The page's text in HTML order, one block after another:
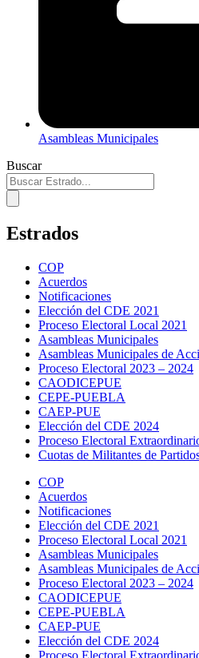
Asambleas Municipales
Buscar
Estrados
COP
Acuerdos
Notificaciones
Elección del CDE 2021
Proceso Electoral Local 2021
Asambleas Municipales
Asambleas Municipales de
Proceso Electoral 2023 – 2024
CAODICEPUE
CEPE-PUEBLA
CAEP-PUE
Elección del CDE 2024
Proceso Electoral
Cuotas de Militantes de
COP
Acuerdos
Notificaciones
Elección del CDE 2021
Proceso Electoral Local 2021
Asambleas Municipales
Asambleas Municipales de
Proceso Electoral 2023 – 2024
CAODICEPUE
CEPE-PUEBLA
CAEP-PUE
Elección del CDE 2024
Proceso Electoral